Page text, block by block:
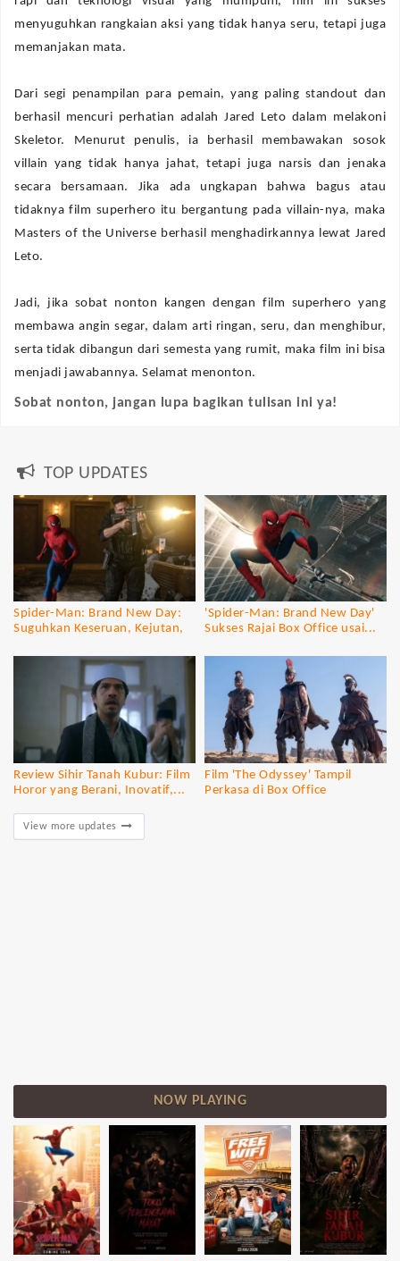
menyuguhkan rangkaian aksi yang tidak hanya seru, tetapi juga
memanjakan mata.
‎Dari segi penampilan para pemain, yang paling standout dan
berhasil mencuri perhatian adalah Jared Leto dalam melakoni
Skeletor. Menurut penulis, ia berhasil membawakan sosok
villain yang tidak hanya jahat, tetapi juga narsis dan jenaka
secara bersamaan. Jika ada ungkapan bahwa bagus atau
tidaknya film superhero itu bergantung pada villain-nya, maka
Masters of the Universe berhasil menghadirkannya lewat Jared
Leto.
‎Jadi, jika sobat nonton kangen dengan film superhero yang
membawa angin segar, dalam arti ringan, seru, dan menghibur,
serta tidak dibangun dari semesta yang rumit, maka film ini bisa
menjadi jawabannya. Selamat menonton.
Sobat nonton, jangan lupa bagikan tulisan ini ya!
TOP UPDATES
Spider-Man: Brand New Day:
Suguhkan Keseruan, Kejutan,
'Spider-Man: Brand New Day'
Sukses Rajai Box Office usai...
Review Sihir Tanah Kubur: Film
Horor yang Berani, Inovatif,...
Film 'The Odyssey' Tampil
Perkasa di Box Office
View more updates
NOW PLAYING